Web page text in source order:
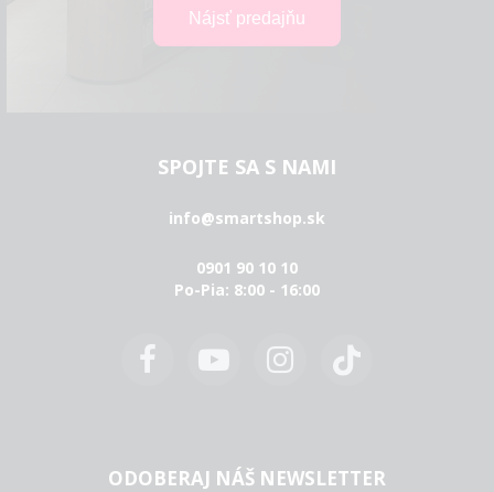
SPOJTE SA S NAMI
info@smartshop.sk
0901 90 10 10
Po-Pia: 8:00 - 16:00
ODOBERAJ NÁŠ NEWSLETTER